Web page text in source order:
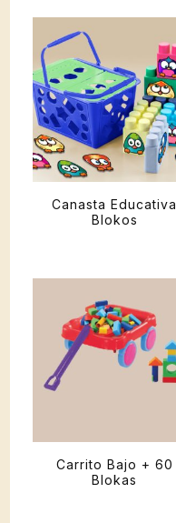
Canasta Educativa
Blokos
Carrito Bajo + 60
Blokas